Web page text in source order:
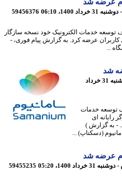
شد
59456376
خدمات الکترونیک خود نسخه سازگار
عرضه کرد. به گزارش پیام فوری، -
62 ماه پیش - دوشنبه 31 خرداد
خدمات
ای
گزارش )
(دسکتاپ) ...
شد
59455235